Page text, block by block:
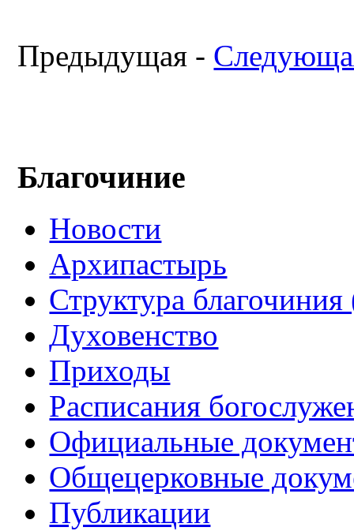
Предыдущая -
Благочиние
Новости
Архипастырь
Структура
Духовенство
Приходы
Расписания
Официальные
Общецерковные
Публикации